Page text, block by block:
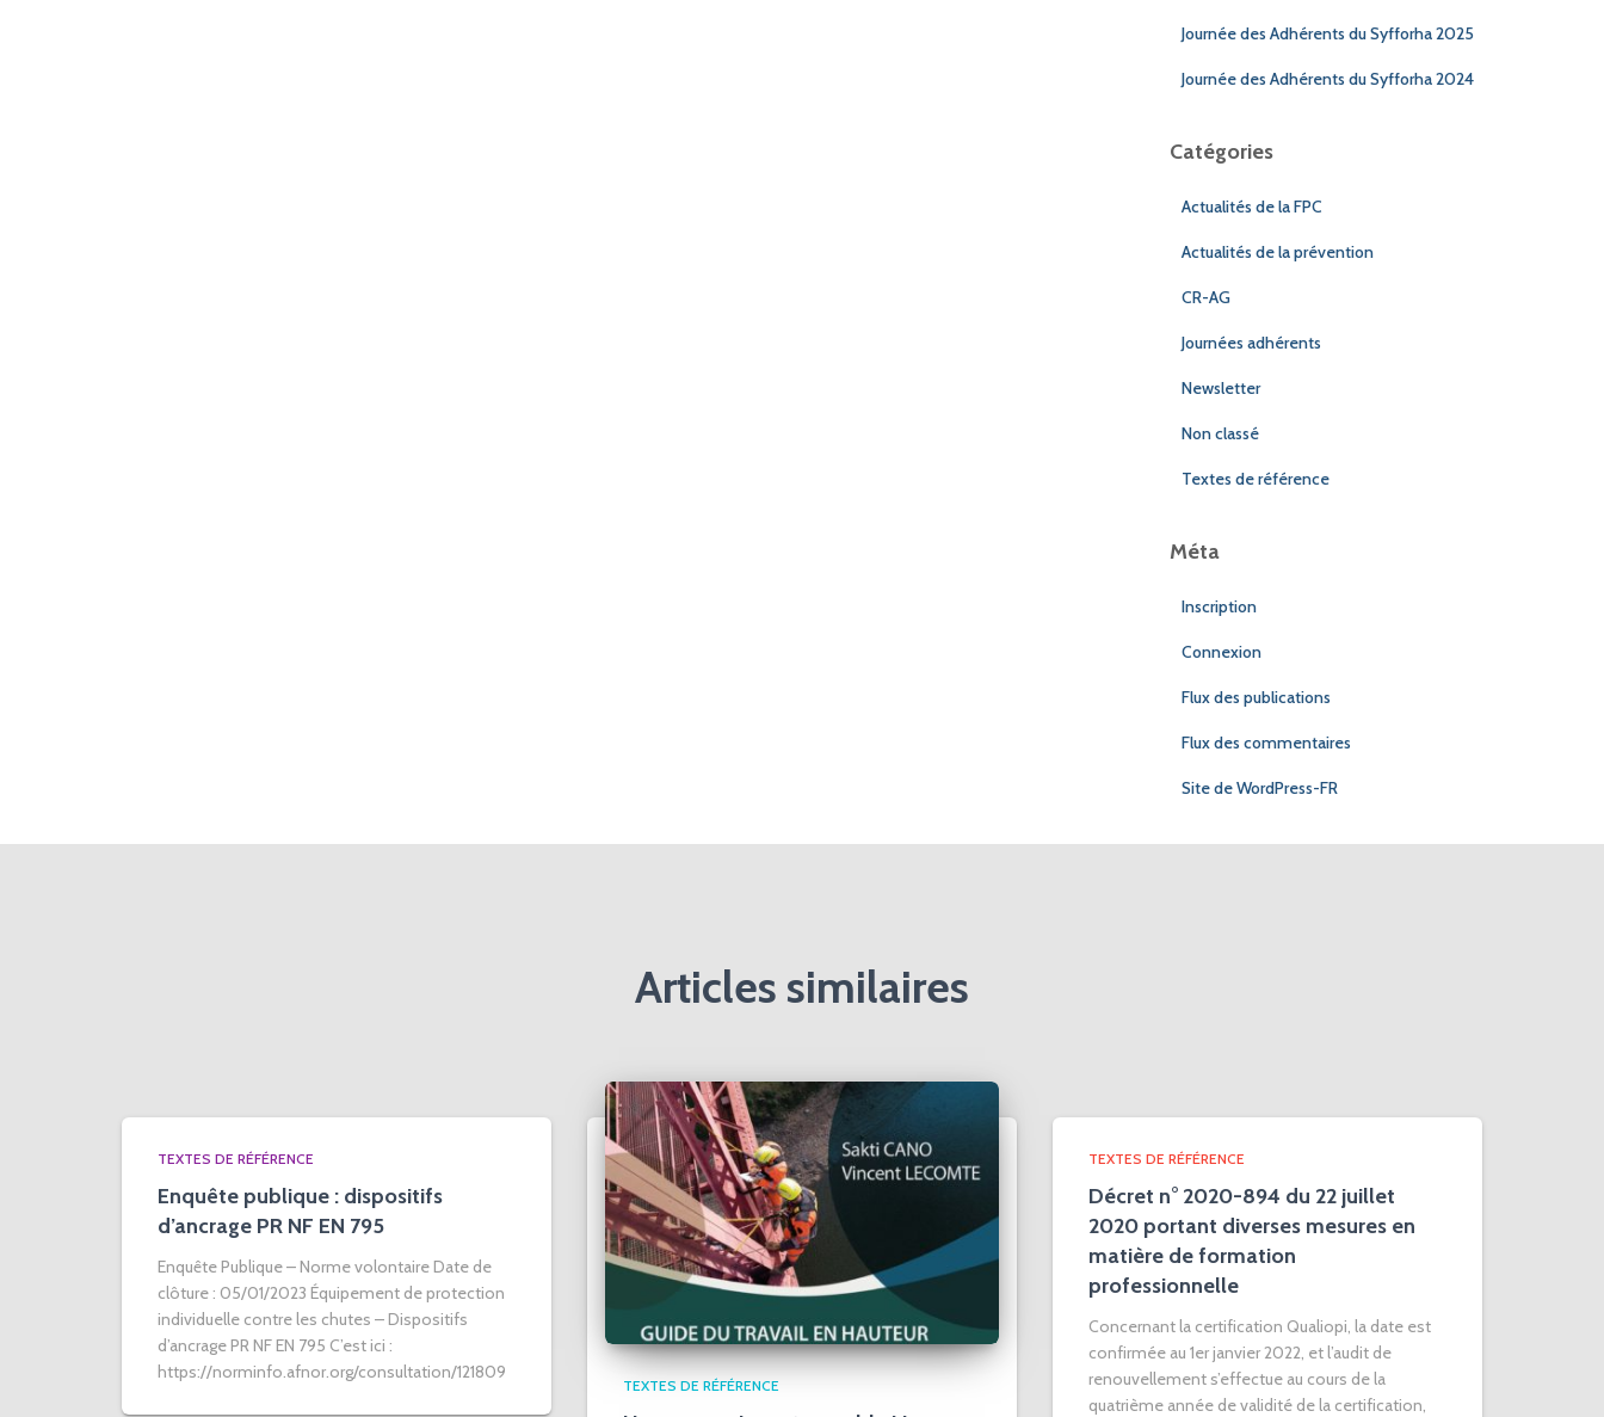
Journée des Adhérents du Syfforha 2025
Journée des Adhérents du Syfforha 2024
Catégories
Actualités de la FPC
Actualités de la prévention
CR-AG
Journées adhérents
Newsletter
Non classé
Textes de référence
Méta
Inscription
Connexion
Flux des publications
Flux des commentaires
Site de WordPress-FR
Articles similaires
TEXTES DE RÉFÉRENCE
Enquête publique : dispositifs
d’ancrage PR NF EN 795
Enquête Publique – Norme volontaire Date de
clôture : 05/01/2023 Équipement de protection
individuelle contre les chutes – Dispositifs
d’ancrage PR NF EN 795 C’est ici :
https://norminfo.afnor.org/consultation/121809
TEXTES DE RÉFÉRENCE
TEXTES DE RÉFÉRENCE
Décret n° 2020-894 du 22 juillet
2020 portant diverses mesures en
matière de formation
professionnelle
Concernant la certification Qualiopi, la date est
confirmée au 1er janvier 2022, et l’audit de
renouvellement s’effectue au cours de la
quatrième année de validité de la certification,